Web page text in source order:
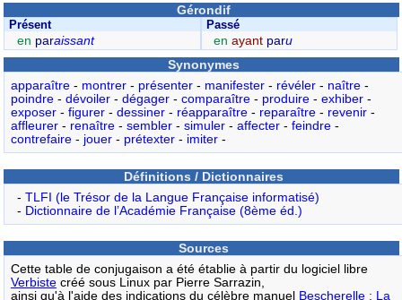
Gérondif
Présent
en paraissant
Passé
enayant paru
Synonymes
apparaître- montrer- présenter- manifester- révéler- naître-
poindre- dévoiler- dégager- comparaître- produire- exhiber-
exposer- figurer- dessiner- réapparaître- reparaître- revenir-
affleurer- renaître- sembler- simuler- affecter- feindre-
contrefaire- jouer- prétexter- imiter-
Définitions / Dictionnaires
- TLFI (le Trésor de la Langue Française informatisé)
- Dictionnaire de l’Académie Française (8ème éd.)
Sources
Cette table de conjugaison a été établie à partir du logiciel libre
Verbistecréé sous Linux par Pierre Sarrazin,
ainsi qu'à l'aide des indications du célèbre manuel Bescherelle : La